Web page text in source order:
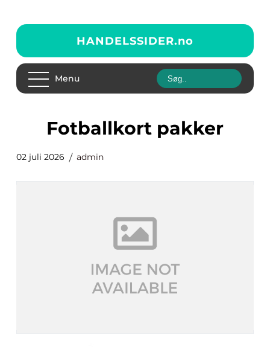
HANDELSSIDER.no
Menu
fotballkort pakker
02 juli 2026 admin